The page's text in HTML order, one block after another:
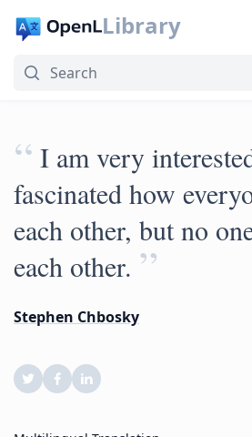
Library
“ I am very
fascinated how
each other, but no
each other. ”
Stephen Chbosky